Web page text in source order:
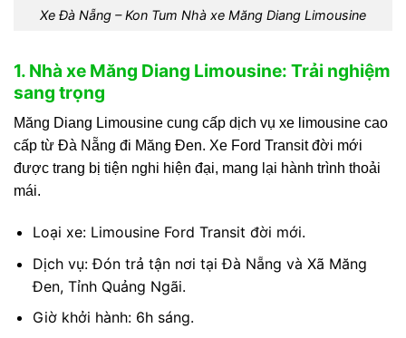
Xe Đà Nẵng – Kon Tum Nhà xe Măng Diang Limousine
1. Nhà xe Măng Diang Limousine: Trải nghiệm
sang trọng
Măng Diang Limousine cung cấp dịch vụ xe limousine cao
cấp từ Đà Nẵng đi Măng Đen. Xe Ford Transit đời mới
được trang bị tiện nghi hiện đại, mang lại hành trình thoải
mái.
Loại xe: Limousine Ford Transit đời mới.
Dịch vụ: Đón trả tận nơi tại Đà Nẵng và Xã Măng
Đen, Tỉnh Quảng Ngãi.
Giờ khởi hành: 6h sáng.